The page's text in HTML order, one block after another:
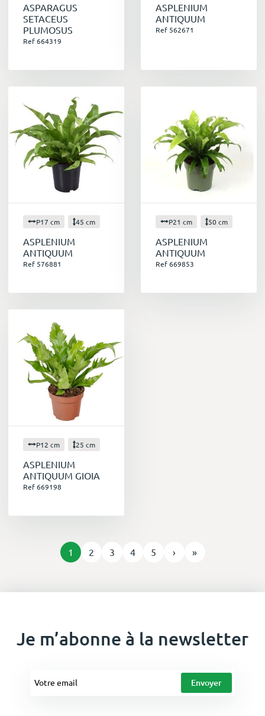
ASPARAGUS
SETACEUS
PLUMOSUS
Ref 664319
ASPLENIUM
ANTIQUUM
Ref 562671
P17 cm 45 cm
ASPLENIUM
ANTIQUUM
Ref 576881
P21 cm 50 cm
ASPLENIUM
ANTIQUUM
Ref 669853
P12 cm 25 cm
ASPLENIUM
ANTIQUUM GIOIA
Ref 669198
1 2 3 4 5 › »
Je m’abonne à la newsletter